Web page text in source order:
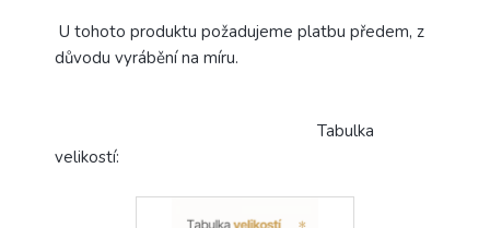
U tohoto produktu požadujeme platbu předem, z
důvodu vyrábění na míru.
Tabulka
velikostí: